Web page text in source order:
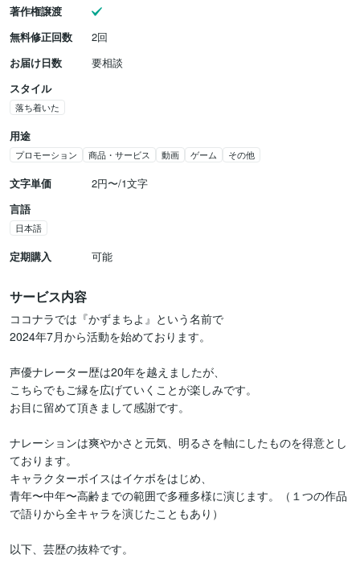
著作権譲渡
無料修正回数
2回
お届け日数
要相談
スタイル
落ち着いた
用途
プロモーション 商品・サービス 動画 ゲーム その他
文字単価
2円〜/1文字
言語
日本語
定期購入 可能
サービス内容
ココナラでは『かずまちよ』という名前で
2024年7月から活動を始めております。
声優ナレーター歴は20年を越えましたが、
こちらでもご縁を広げていくことが楽しみです。
お目に留めて頂きまして感謝です。
ナレーションは爽やかさと元気、明るさを軸にしたものを得意とし
ております。
キャラクターボイスはイケボをはじめ、
青年〜中年〜高齢までの範囲で多種多様に演じます。（１つの作品
で語りから全キャラを演じたこともあり）
以下、芸歴の抜粋です。